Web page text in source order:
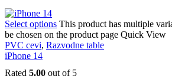
Select options This product has multiple
be chosen on the product page Quick View
PVC cevi, Razvodne table
iPhone 14
Rated 5.00 out of 5